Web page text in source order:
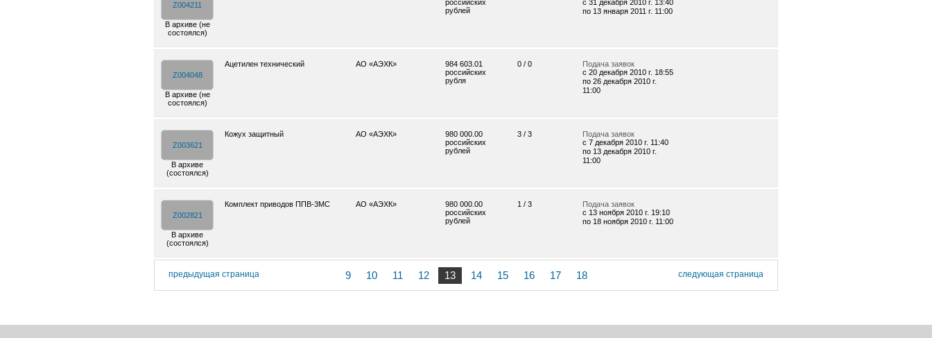
Z004211
В архиве (не
состоялся)
российских
рублей
c 31 декабря 2010 г. 13:40
по 13 января 2011 г. 11:00
Z004048
В архиве (не
состоялся)
Ацетилен технический АО «АЭХК»
984 603.01
российских
рубля
0 / 0
Подача заявок
c 20 декабря 2010 г. 18:55
по 26 декабря 2010 г.
11:00
Z003621
В архиве
(состоялся)
Кожух защитный АО «АЭХК»
980 000.00
российских
рублей
3 / 3
Подача заявок
c 7 декабря 2010 г. 11:40
по 13 декабря 2010 г.
11:00
Z002821
В архиве
(состоялся)
Комплект приводов ППВ-3МС АО «АЭХК»
980 000.00
российских
рублей
1 / 3
Подача заявок
c 13 ноября 2010 г. 19:10
по 18 ноября 2010 г. 11:00
предыдущая страница следующая страница
9 10 11 12 13 14 15 16 17 18